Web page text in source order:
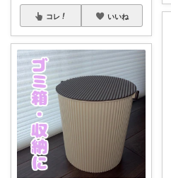
コレ いいね